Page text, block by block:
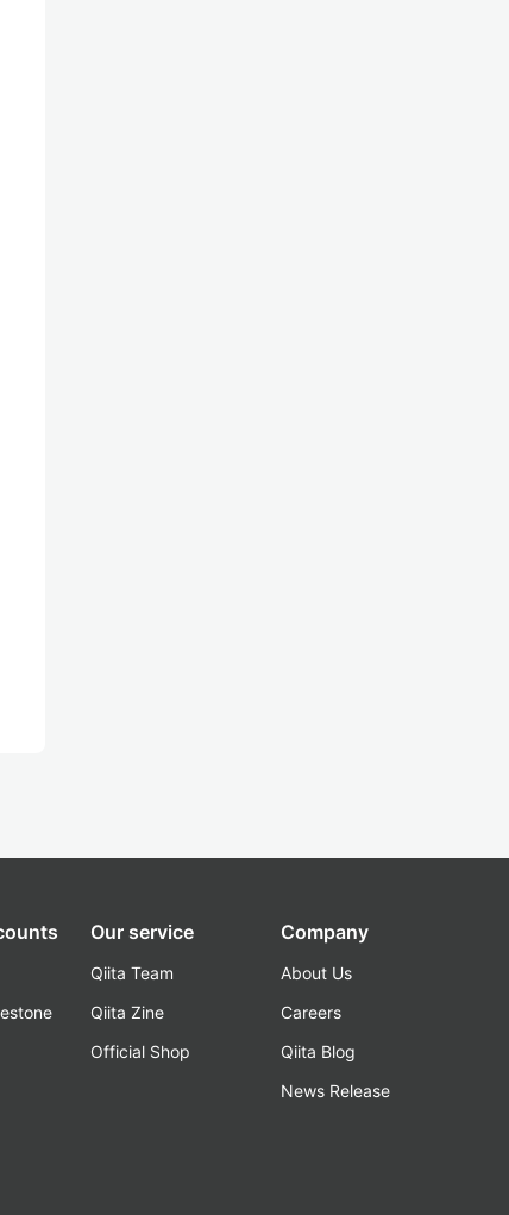
Our service
Qiita Team
Qiita Zine
Official Shop
Company
About Us
Careers
Qiita Blog
News Release